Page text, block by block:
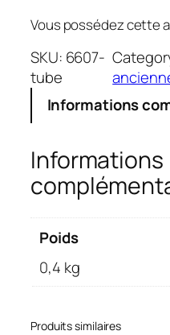
Vous possédez cette
SKU: 6607-
tube
Informations
Informations
Poids
0,4 kg
Produits similaires